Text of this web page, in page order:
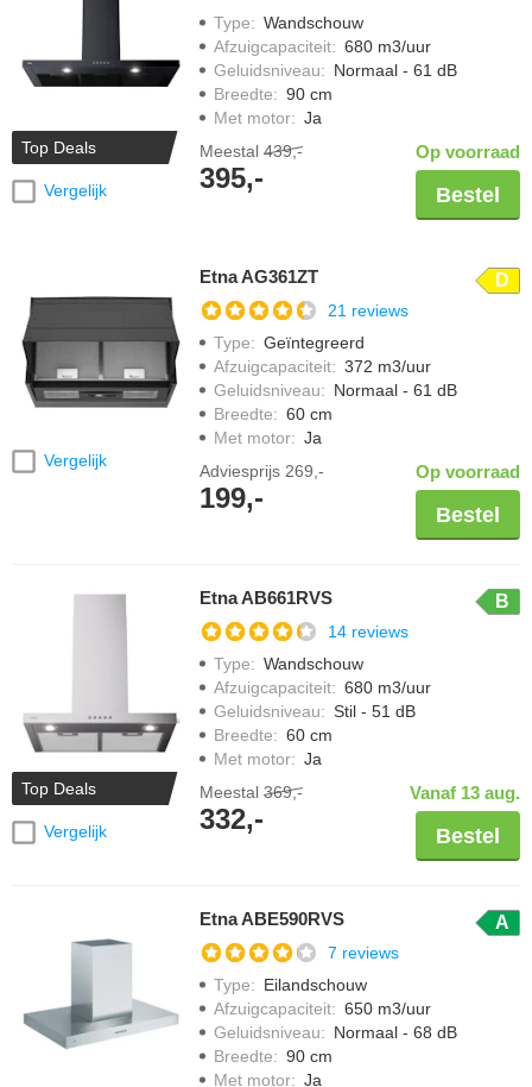
Top Deals
Vergelijk
Type: Wandschouw
Afzuigcapaciteit: 680 m3/uur
Geluidsniveau: Normaal - 61 dB
Breedte: 90 cm
Met motor: Ja
Meestal 439,-
395,-
Op voorraad
Bestel
Vergelijk
Etna AG361ZT D
21 reviews
Type: Geïntegreerd
Afzuigcapaciteit: 372 m3/uur
Geluidsniveau: Normaal - 61 dB
Breedte: 60 cm
Met motor: Ja
Adviesprijs 269,-
199,-
Op voorraad
Bestel
Top Deals
Vergelijk
Etna AB661RVS B
14 reviews
Type: Wandschouw
Afzuigcapaciteit: 680 m3/uur
Geluidsniveau: Stil - 51 dB
Breedte: 60 cm
Met motor: Ja
Meestal 369,-
332,-
Vanaf 13 aug.
Bestel
Etna ABE590RVS A
7 reviews
Type: Eilandschouw
Afzuigcapaciteit: 650 m3/uur
Geluidsniveau: Normaal - 68 dB
Breedte: 90 cm
Met motor: Ja